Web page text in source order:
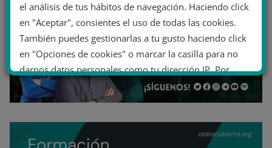
el análisis de tus hábitos de navegación. Haciendo click
en "Aceptar", consientes el uso de todas las cookies.
También puedes gestionarlas a tu gusto haciendo click
en "Opciones de cookies" o marcar la casilla para no
darnos datos personales como tu dirección IP. Por
último, puedes leer nuestra Política de cookies.
No dar mi información personal